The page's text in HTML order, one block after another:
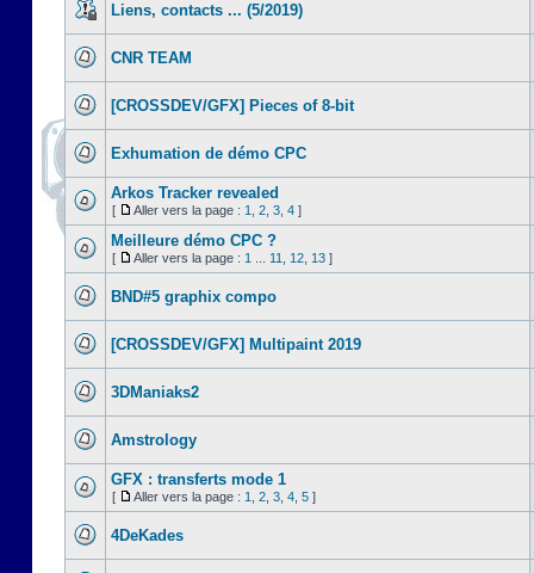
Liens, contacts ... (5/2019)
CNR TEAM
[CROSSDEV/GFX] Pieces of 8-bit
Exhumation de démo CPC
Arkos Tracker revealed
[ Aller vers la page : 1 2 3 4 ]
Meilleure démo CPC ?
[ Aller vers la page : 1 11 12 13 ]
BND#5 graphix compo
[CROSSDEV/GFX] Multipaint 2019
3DManiaks2
Amstrology
GFX : transferts mode 1
[ Aller vers la page : 1 2 3 4 5 ]
4DeKades